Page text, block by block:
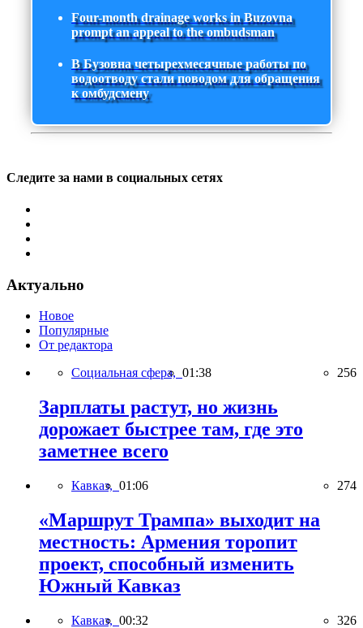
Four-month drainage works in Buzovna
prompt an appeal to the ombudsman
В Бузовна четырехмесячные работы по
водоотводу стали поводом для обращения
к омбудсмену
Следите за нами в социальных сетях
Актуально
Новое
Популярные
От редактора
Социальная сфера, 01:38 256
Зарплаты растут, но жизнь
дорожает быстрее там, где это
заметнее всего
Кавказ, 01:06 274
«Маршрут Трампа» выходит на
местность: Армения торопит
проект, способный изменить
Южный Кавказ
Кавказ, 00:32 326